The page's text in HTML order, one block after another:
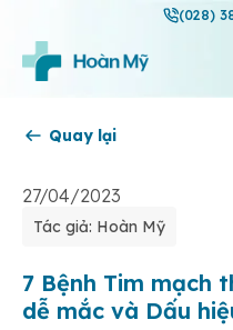
(028)
Quay lại
27/04/2023
Tác giả: Hoàn Mỹ
7 Bệnh Tim mạch
dễ mắc và Dấu